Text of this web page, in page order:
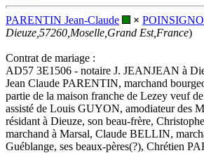
PARENTIN Jean-Claude ×
Dieuze,57260,Moselle,Grand Est,France)
Contrat de mariage :
AD57 3E1506 - notaire J. JEANJEAN à
Jean Claude PARENTIN, marchand
partie de la maison franche de Lezey veuf
assisté de Louis GUYON, amodiateur des
résidant à Dieuze, son beau-frère,
marchand à Marsal, Claude BELLIN,
Guéblange, ses beaux-pères(?), Chrétien